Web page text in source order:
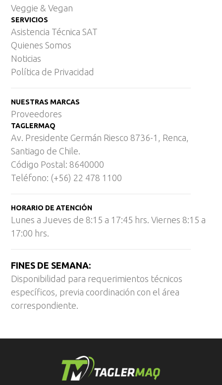
Veggie & Vegan
SERVICIOS
Asistencia Técnica SAT
Quienes Somos
Noticias
Política de Privacidad
NUESTRAS MARCAS
Proveedores
TAGLERMAQ
Av. Presidente Germán Riesco 8736-1, Renca,
Santiago de Chile.
Código Postal: 8640000
Teléfono: (+56) 22 478 1100
HORARIO DE ATENCIÓN
Lunes a Jueves de 8:15 a 17:45 hrs. Viernes 8:15 a
17:00 hrs.
FINES DE SEMANA:
Disponibilidad para requerimientos técnicos
específicos, previa coordinación con el área
correspondiente.